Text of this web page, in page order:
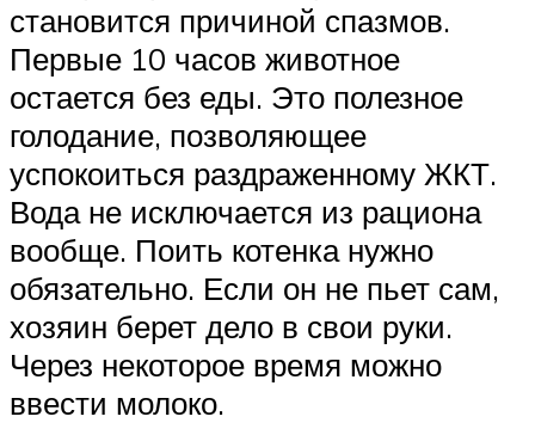
становится причиной спазмов.
Первые 10 часов животное
остается без еды. Это полезное
голодание, позволяющее
успокоиться раздраженному ЖКТ.
Вода не исключается из рациона
вообще. Поить котенка нужно
обязательно. Если он не пьет сам,
хозяин берет дело в свои руки.
Через некоторое время можно
ввести молоко.